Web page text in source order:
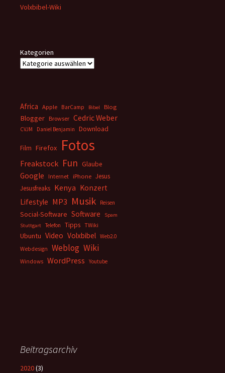
Volxbibel-Wiki
Kategorien
Africa Apple BarCamp Bibel Blog
Blogger Browser Cedric Weber
CVJM Daniel Benjamin Download
Film Firefox Fotos
Freakstock Fun Glaube
Google Internet iPhone Jesus
Jesusfreaks Kenya Konzert
Lifestyle MP3 Musik Reisen
Social-Software Software
Spam
Stuttgart
Telefon Tipps TWiki
Ubuntu Video Volxbibel Web2.0
Webdesign
Weblog Wiki
Windows WordPress Youtube
Beitragsarchiv
2020(3)